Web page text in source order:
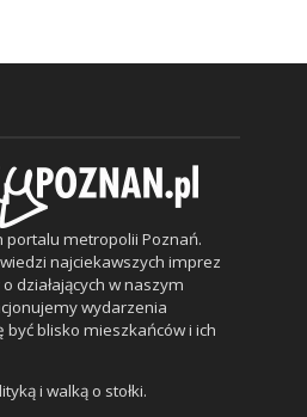
metropolii Poznań.
najciekawszych imprez
działających w naszym
wydarzenia
blisko mieszkańców i ich
i walką o stołki.